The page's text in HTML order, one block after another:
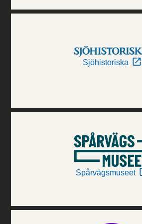
Sjöhistoriska
Spårvägsmuseet